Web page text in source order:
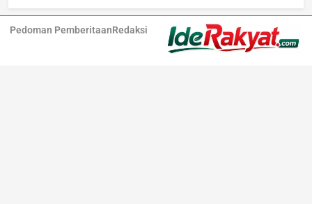
Pedoman PemberitaanRedaksi